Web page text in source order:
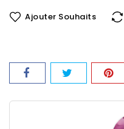
Ajouter Souhaits